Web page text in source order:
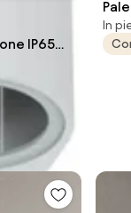
IP65
In